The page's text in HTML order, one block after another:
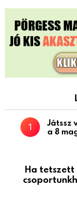
Játssz
a 8
Ha tetszett